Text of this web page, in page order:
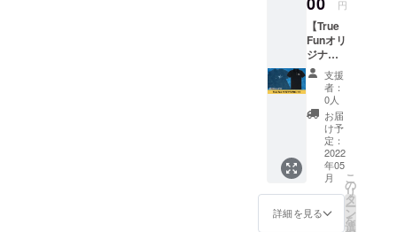
円）が
必要と
なりま
す。
m/ ※購
入時の
備考欄
に掲載
するお
名前を
必ずご
記入く
ださ
い。 ※
ニック
ネーム
での参
加もで
きま
さい。
色はネ
イビー
を予定
してお
りま
す。 ※
送料込
みのお
値段で
す。 ※
画像は
イメー
ジで
す。
円
【True
Funオリ
ジナル
ポロ
シャ
ツ】 刺
繍入り
True
Funオリ
ジナル
ポロ
シャツ
（黒）
を1枚お
届けし
支援
者：
0人
お届
け予
定：
2022
年05
月
詳細を見る
こ
の
リ
タ
ー
ン
を
選